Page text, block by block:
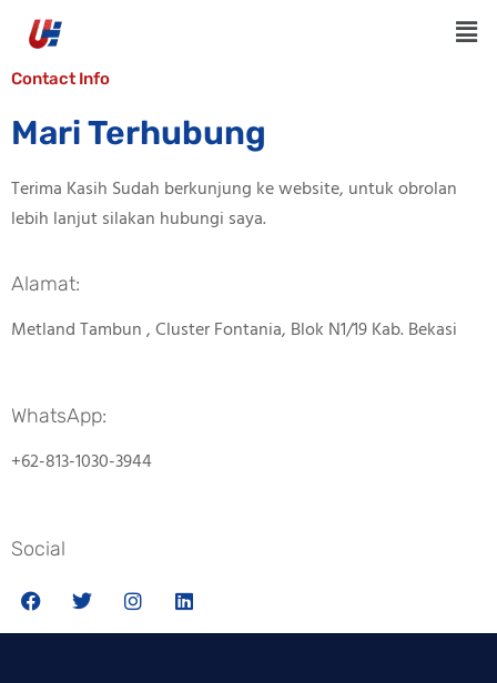
Contact Info
Mari Terhubung
Terima Kasih Sudah berkunjung ke website, untuk obrolan
lebih lanjut silakan hubungi saya.
Alamat:
Metland Tambun , Cluster Fontania, Blok N1/19 Kab. Bekasi
WhatsApp:
+62-813-1030-3944
Social